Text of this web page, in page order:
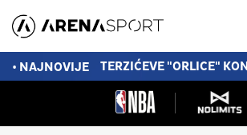
• NAJNOVIJE
IZ NEBUHA TERZIĆEVE "ORLICE"